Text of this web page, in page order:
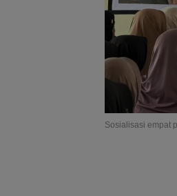
Sosialisasi empat